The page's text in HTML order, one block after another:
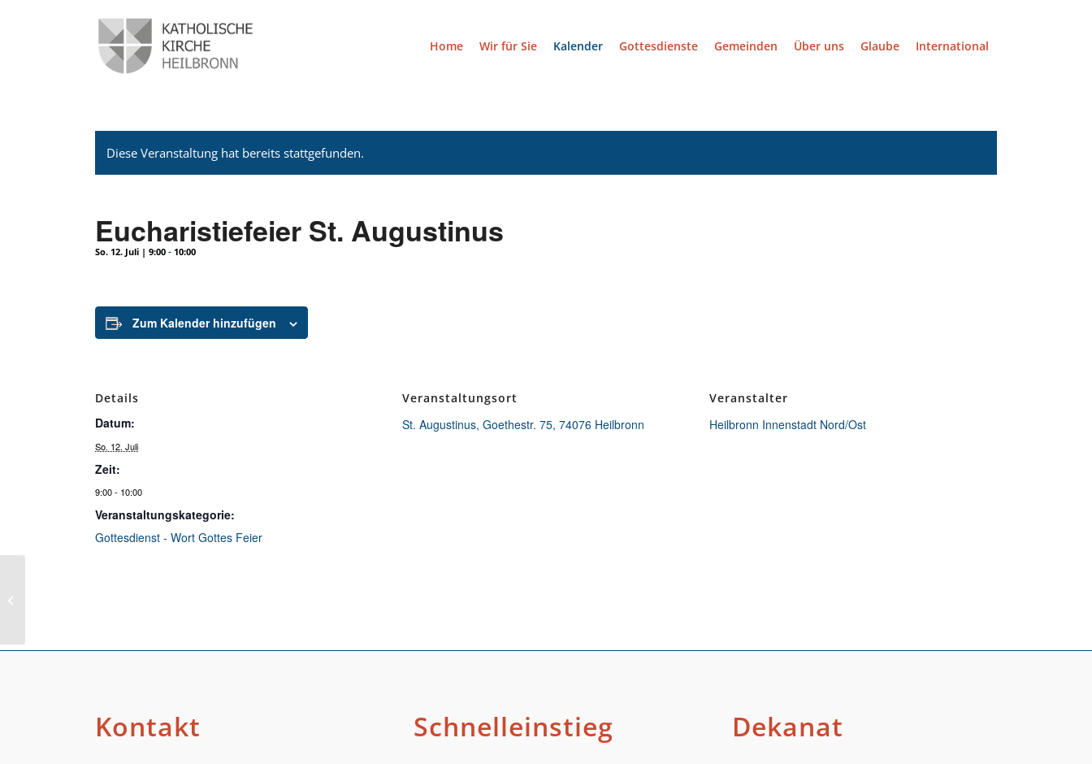
Home Wir für Sie Kalender Gottesdienste Gemeinden Über uns Glaube International
Diese Veranstaltung hat bereits stattgefunden.
Eucharistiefeier St. Augustinus
So. 12. Juli | 9:00 - 10:00
Zum Kalender hinzufügen
Details
Datum:
So. 12. Juli
Zeit:
9:00 - 10:00
Veranstaltungskategorie:
Gottesdienst - Wort Gottes Feier
Veranstaltungsort
St. Augustinus, Goethestr. 75, 74076 Heilbronn
Veranstalter
Heilbronn Innenstadt Nord/Ost
Kontakt Schnelleinstieg Dekanat